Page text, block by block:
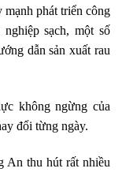
phát triển công
sạch, một số
dẫn sản xuất rau
không ngừng của
đổi từng ngày.
An thu hút rất nhiều